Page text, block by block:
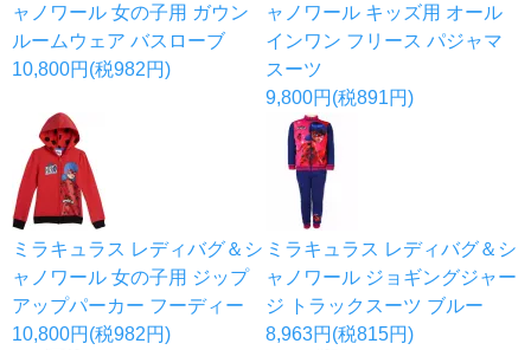
ャノワール 女の子用 ガウン
ルームウェア バスローブ
10,800円(税982円)
ャノワール キッズ用 オール
インワン フリース パジャマ
スーツ
9,800円(税891円)
ミラキュラス レディバグ＆シ
ャノワール 女の子用 ジップ
アップパーカー フーディー
10,800円(税982円)
ミラキュラス レディバグ＆シ
ャノワール ジョギングジャー
ジ トラックスーツ ブルー
8,963円(税815円)